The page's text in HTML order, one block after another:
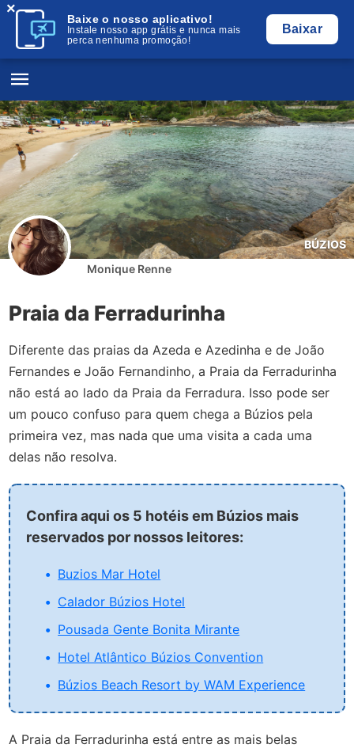
Baixe o nosso aplicativo!
Instale nosso app grátis e nunca mais
perca nenhuma promoção!
Baixar
×
BÚZIOS
Monique Renne
Praia da Ferradurinha
Diferente das praias da Azeda e Azedinha e de João
Fernandes e João Fernandinho, a Praia da Ferradurinha
não está ao lado da Praia da Ferradura. Isso pode ser
um pouco confuso para quem chega a Búzios pela
primeira vez, mas nada que uma visita a cada uma
delas não resolva.
Confira aqui os 5 hotéis em Búzios mais
reservados por nossos leitores:
Buzios Mar Hotel
Calador Búzios Hotel
Pousada Gente Bonita Mirante
Hotel Atlântico Búzios Convention
Búzios Beach Resort by WAM Experience
A Praia da Ferradurinha está entre as mais belas